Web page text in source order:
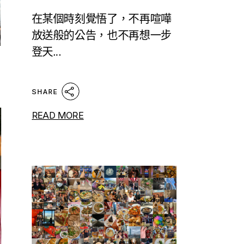
在某個時刻覺悟了，不再喧嘩
放送般的公告，也不再想一步
登天...
SHARE
READ MORE